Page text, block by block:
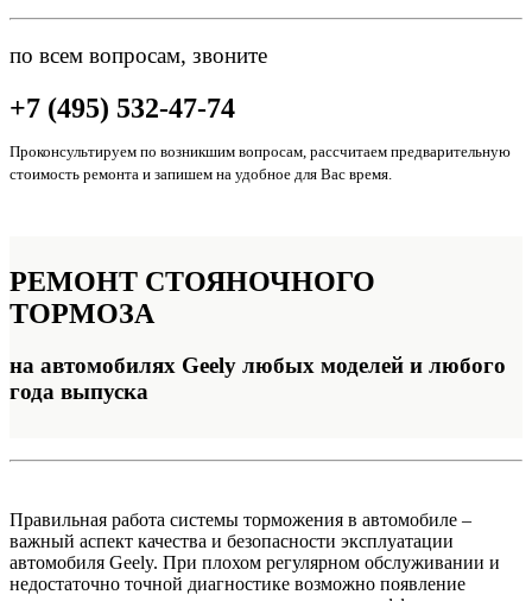
по всем вопросам, звоните
+7 (495) 532-47-74
Проконсультируем по возникшим вопросам, рассчитаем предварительную
стоимость ремонта и запишем на удобное для Вас время.
РЕМОНТ СТОЯНОЧНОГО
ТОРМОЗА
на автомобилях Geely любых моделей и любого
года выпуска
Правильная работа системы торможения в автомобиле –
важный аспект качества и безопасности эксплуатации
автомобиля Geely. При плохом регулярном обслуживании и
недостаточно точной диагностике возможно появление